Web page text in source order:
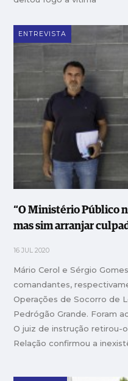
ENTREVISTA
“O Ministério Público
mas sim arranjar
16 JUL 2020
Mário Cerol e Sérgio
comandantes,
Operações de Socorro de
Pedrógão Grande. Foram
O juiz de instrução retirou-
Relação confirmou a